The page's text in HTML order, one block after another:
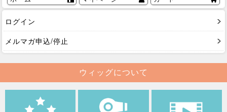
ログイン
メルマガ申込/停止
ウィッグについて